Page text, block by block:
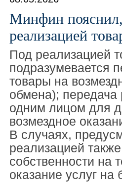
Минфин пояснил,
реализацией
Под реализацией
подразумевается
товары на
обмена); передача
одним лицом для
возмездное
В случаях,
реализацией
собственности на
оказание услуг на